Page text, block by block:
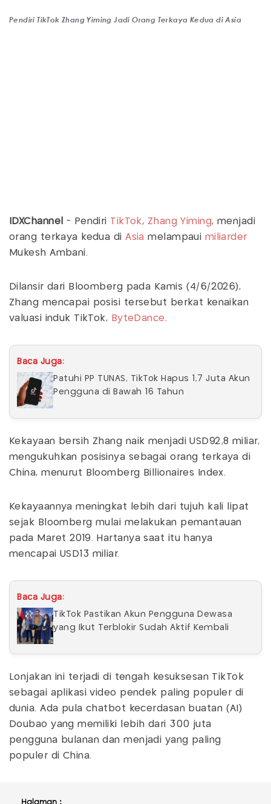
Pendiri TikTok Zhang Yiming Jadi Orang Terkaya Kedua di Asia
IDXChannel - Pendiri TikTok, Zhang Yiming, menjadi
orang terkaya kedua diAsia melampaui miliarder
Mukesh Ambani.
Dilansir dari Bloomberg pada Kamis (4/6/2026),
Zhang mencapai posisi tersebut berkat kenaikan
valuasi induk TikTok, ByteDance.
Baca Juga:
Patuhi PP TUNAS, TikTok Hapus 1,7 Juta Akun
Pengguna di Bawah 16 Tahun
Kekayaan bersih Zhang naik menjadi USD92,8 miliar,
mengukuhkan posisinya sebagai orang terkaya di
China, menurut Bloomberg Billionaires Index.
Kekayaannya meningkat lebih dari tujuh kali lipat
sejak Bloomberg mulai melakukan pemantauan
pada Maret 2019. Hartanya saat itu hanya
mencapai USD13 miliar.
Baca Juga:
TikTok Pastikan Akun Pengguna Dewasa
yang Ikut Terblokir Sudah Aktif Kembali
Lonjakan ini terjadi di tengah kesuksesan TikTok
sebagai aplikasi video pendek paling populer di
dunia. Ada pula chatbot kecerdasan buatan (AI)
Doubao yang memiliki lebih dari 300 juta
pengguna bulanan dan menjadi yang paling
populer di China.